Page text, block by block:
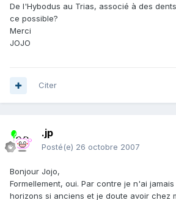
De l'Hybodus au Trias, associé à des
ce possible?
Merci
JOJO
Citer
.jp
Posté(e) 26 octobre 2007
Bonjour Jojo,
Formellement, oui. Par contre je n'ai
horizons si anciens et je doute avoir chez